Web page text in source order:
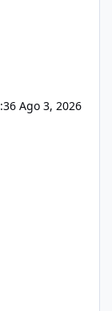
Ago 3, 2026